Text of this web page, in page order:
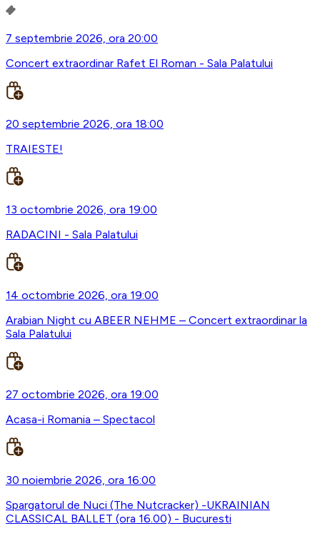
7 septembrie 2026, ora 20:00
Concert extraordinar Rafet El Roman - Sala Palatului
20 septembrie 2026, ora 18:00
TRAIESTE!
13 octombrie 2026, ora 19:00
RADACINI - Sala Palatului
14 octombrie 2026, ora 19:00
Arabian Night cu ABEER NEHME – Concert extraordinar la
Sala Palatului
27 octombrie 2026, ora 19:00
Acasa-i Romania – Spectacol
30 noiembrie 2026, ora 16:00
Spargatorul de Nuci (The Nutcracker) -UKRAINIAN
CLASSICAL BALLET (ora 16.00) - Bucuresti